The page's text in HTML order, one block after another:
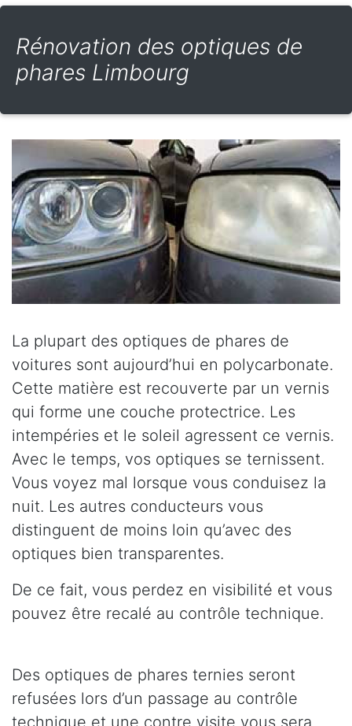
Rénovation des optiques de
phares Limbourg
La plupart des optiques de phares de
voitures sont aujourd’hui en polycarbonate.
Cette matière est recouverte par un vernis
qui forme une couche protectrice. Les
intempéries et le soleil agressent ce vernis.
Avec le temps, vos optiques se ternissent.
Vous voyez mal lorsque vous conduisez la
nuit. Les autres conducteurs vous
distinguent de moins loin qu’avec des
optiques bien transparentes.
De ce fait, vous perdez en visibilité et vous
pouvez être recalé au contrôle technique.
Des optiques de phares ternies seront
refusées lors d’un passage au contrôle